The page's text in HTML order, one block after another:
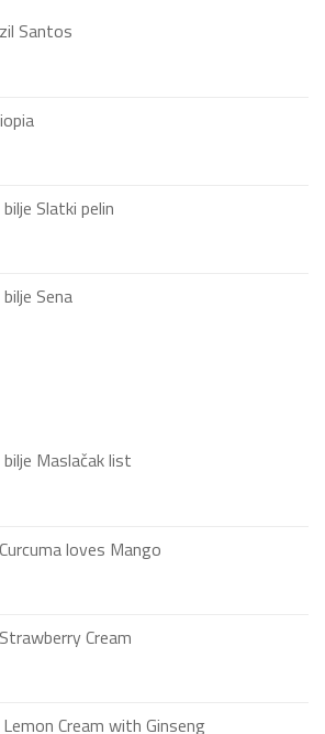
Santos
Slatki pelin
Sena
Maslačak list
loves Mango
Cream
Cream with Ginseng